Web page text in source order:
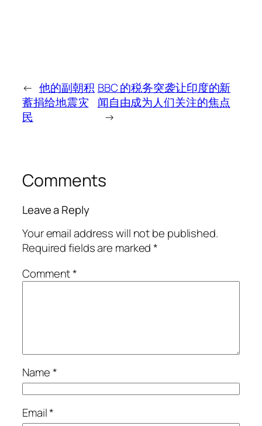
← 他的副朝积
蓄捐给地震灾
民
BBC 的税务突袭让印度的新
闻自由成为人们关注的焦点
→
Comments
Leave a Reply
Your email address will not be published.
Required fields are marked*
Comment*
Name*
Email*